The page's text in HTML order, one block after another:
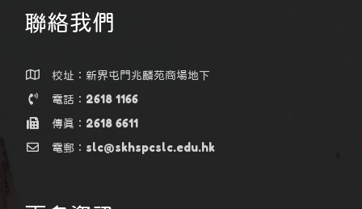
聯絡我們
校址：新界屯門兆麟苑商場地下
電話：2618 1166
傳真：2618 6611
電郵：slc@skhspcslc.edu.hk